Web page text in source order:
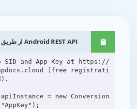
تبدیل CF2 به POTM از طریق Android REST API
SID and App Key at https://
(free registrati
= new Conversion